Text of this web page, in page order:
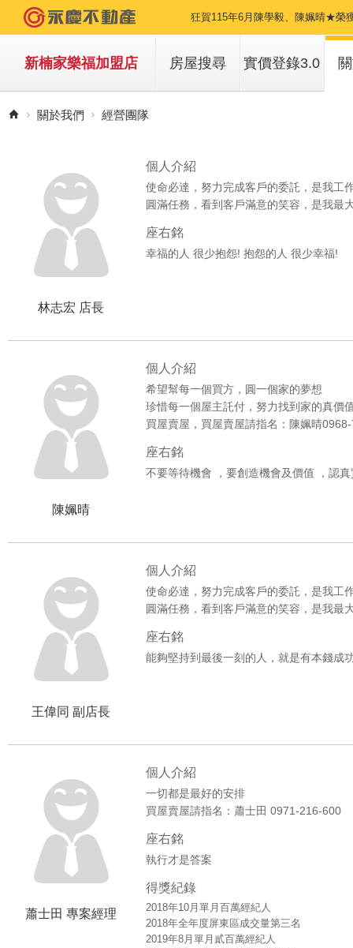
狂賀115年6月陳學毅、陳姵晴★榮
新楠家樂福加盟店 房屋搜尋 實價登錄3.0
關於我們 經營團隊
個人介紹
使命必達，努力完成客戶的委託，是我工
圓滿任務，看到客戶滿意的笑容，是我最
座右銘
幸福的人 很少抱怨! 抱怨的人 很少幸福!
林志宏 店長
個人介紹
希望幫每一個買方，圓一個家的夢想
珍惜每一個屋主託付，努力找到家的真價
買屋賣屋，買屋賣屋請指名：陳姵晴
座右銘
不要等待機會 ，要創造機會及價值 ，認
陳姵晴
個人介紹
使命必達，努力完成客戶的委託，是我工
圓滿任務，看到客戶滿意的笑容，是我最
座右銘
能夠堅持到最後一刻的人，就是有本錢成
王偉同 副店長
個人介紹
一切都是最好的安排
買屋賣屋請指名：蕭士田 0971-216-600
座右銘
執行才是答案
得獎紀錄
2018年10月單月百萬經紀人
2018年全年度屏東區成交量第三名
2019年8月單月貳百萬經紀人
蕭士田 專案經理